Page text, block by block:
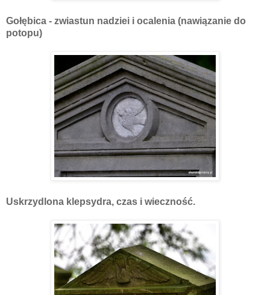
Gołębica - zwiastun nadziei i ocalenia (nawiązanie do
potopu)
Uskrzydlona klepsydra, czas i wieczność.